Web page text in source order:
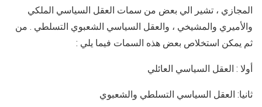
المجازي ، تشير الي بعض من سمات العقل السياسي الملكي
والأميري والمشيخي ، والعقل السياسي الشعبوي التسلطي . من
ثم يمكن استخلاص بعض هذه السمات فيما يلي :
أولا : العقل السياسي العائلي
ثانيا: العقل السياسي التسلطي والشعبوي